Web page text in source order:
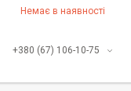
Немає в наявності
+380 (67) 106-10-75